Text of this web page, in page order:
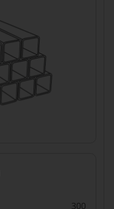
300